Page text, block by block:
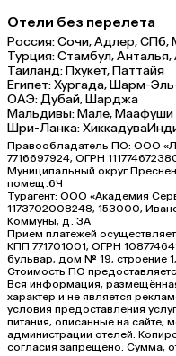
Отели без перелета
Россия:Сочи,Адлер,СПб,
Турция:Стамбул,Анталья,
Таиланд:Пхукет,Паттайя
Египет:Хургада,Шарм-
ОАЭ:Дубай,Шарджа
Мальдивы:Мале,Маафуши
Шри-Ланка:Хиккадува
Правообладатель ПО: ООО
7716697924, ОГРН
Муниципальный округ
помещ.6Ч
Турагент: ООО «Академия
1173702008248, 153000,
Коммуны, д. ЗА
Прием платежей
КПП 771701001, ОГРН
бульвар, дом № 19, строение
Стоимость ПО
Вся информация,
характер и не является
условия предоставления
питания, описанные на сайте,
администрации отелей.
согласия запрещено. Сумма,